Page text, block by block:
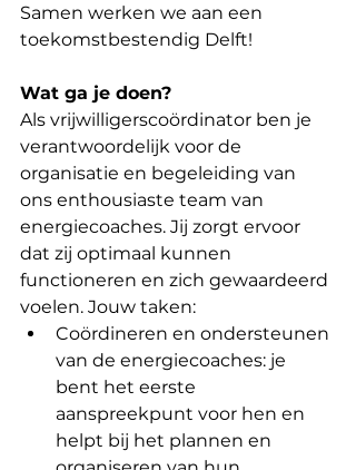
Samen werken we aan een
toekomstbestendig Delft!
Wat ga je doen?
Als vrijwilligerscoördinator ben je
verantwoordelijk voor de
organisatie en begeleiding van
ons enthousiaste team van
energiecoaches. Jij zorgt ervoor
dat zij optimaal kunnen
functioneren en zich gewaardeerd
voelen. Jouw taken:
Coördineren en ondersteunen
van de energiecoaches: je
bent het eerste
aanspreekpunt voor hen en
helpt bij het plannen en